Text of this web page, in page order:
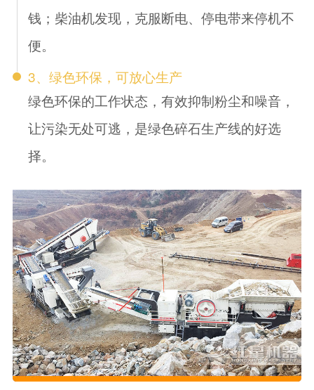
钱；柴油机发现，克服断电、停电带来停机不
便。
3、绿色环保，可放心生产
绿色环保的工作状态，有效抑制粉尘和噪音，
让污染无处可逃，是绿色碎石生产线的好选
择。